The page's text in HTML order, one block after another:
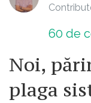
60 de
Noi,
plaga